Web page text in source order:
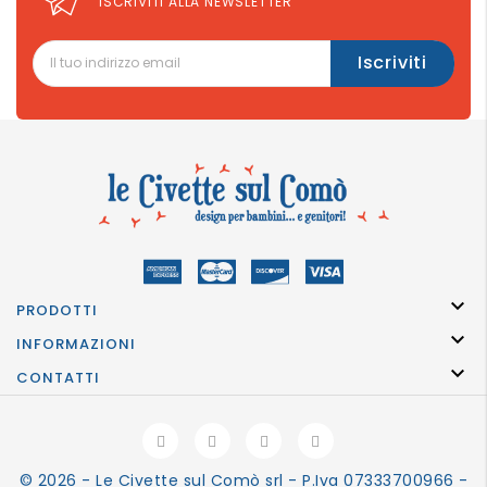
PRODOTTI 
INFORMAZIONI 
CONTATTI 
© 2026 - Le Civette sul Comò srl - P.Iva 07333700966 -